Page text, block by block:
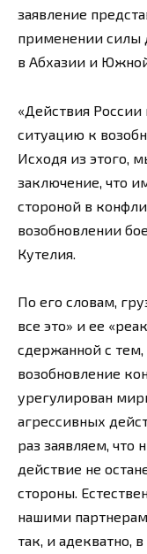
заявление
применении силы
в Абхазии и
«Действия
ситуацию к
Исходя из этого,
заключение, что
стороной в
возобновлении
Кутелия.
По его словам,
все это» и ее
сдержанной с
возобновление
урегулирован
агрессивных
раз заявляем, что
действие не
стороны.
нашими
так, и адекватно,